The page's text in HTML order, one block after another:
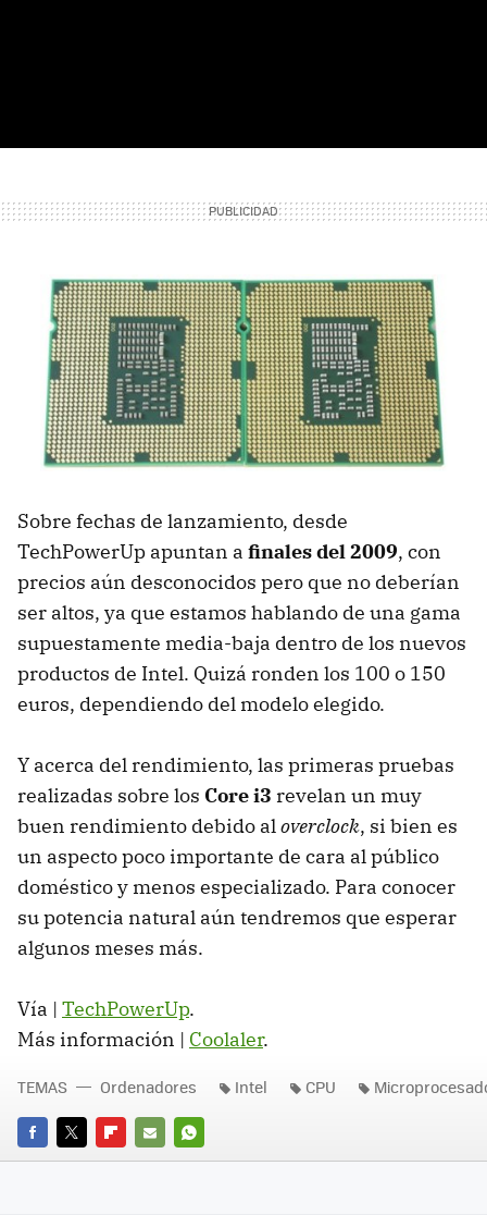
Sobre fechas de lanzamiento, desde
TechPowerUp apuntan a finales del 2009, con
precios aún desconocidos pero que no deberían
ser altos, ya que estamos hablando de una gama
supuestamente media-baja dentro de los nuevos
productos de Intel. Quizá ronden los 100 o 150
euros, dependiendo del modelo elegido.
Y acerca del rendimiento, las primeras pruebas
realizadas sobre los Core i3 revelan un muy
buen rendimiento debido aloverclock, si bien es
un aspecto poco importante de cara al público
doméstico y menos especializado. Para conocer
su potencia natural aún tendremos que esperar
algunos meses más.
Vía | TechPowerUp.
Más información | Coolaler.
FACEBOOK
TWITTERFLIPBOARD
E-
WHATSAPP
TEMAS Ordenadores Intel CPU